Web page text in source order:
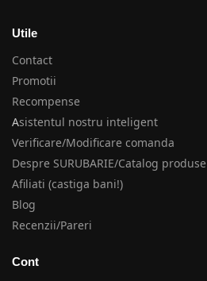
Utile
Contact
Promotii
Recompense
Asistentul nostru inteligent
Verificare/Modificare comanda
Despre SURUBARIE/Catalog produse
Afiliati (castiga bani!)
Blog
Recenzii/Pareri
Cont